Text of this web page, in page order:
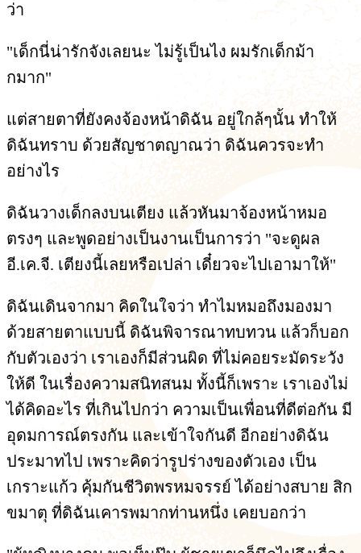
ว่า
"เด็กนี่น่ารักจังเลยนะ ไม่รู้เป็นไง ผมรักเด็กม้า
กมาก"
แต่สายตาที่ยังคงจ้องหน้าดิฉัน อยู่ใกล้ๆนั้น ทำให้
ดิฉันทราบ ด้วยสัญชาตญาณว่า ดิฉันควรจะทำ
อย่างไร
ดิฉันวางเด็กลงบนเตียง แล้วหันมาจ้องหน้าหมอ
ตรงๆ และพูดอย่างเป็นงานเป็นการว่า "จะดูผล
อี.เค.จี. เตียงนี้เลยหรือเปล่า เดี๋ยวจะไปเอามาให้"
ดิฉันเดินจากมา คิดในใจว่า ทำไมหมอถึงมองมา
ด้วยสายตาแบบนี้ ดิฉันพิจารณาทบทวน แล้วก็บอก
กับตัวเองว่า เราเองก็มีส่วนผิด ที่ไม่คอยระมัดระวัง
ให้ดี ในเรื่องความสนิทสนม ทั้งนี้ก็เพราะ เราเองไม่
ได้คิดอะไร ที่เกินไปกว่า ความเป็นเพื่อนที่ดีต่อกัน มี
อุดมการณ์ตรงกัน และเข้าใจกันดี อีกอย่างดิฉัน
ประมาทไป เพราะคิดว่ารูปร่างของตัวเอง เป็น
เกราะแก้ว คุ้มกันชีวิตพรหมจรรย์ ได้อย่างสบาย สิก
ขมาตุ ที่ดิฉันเคารพมากท่านหนึ่ง เคยบอกว่า